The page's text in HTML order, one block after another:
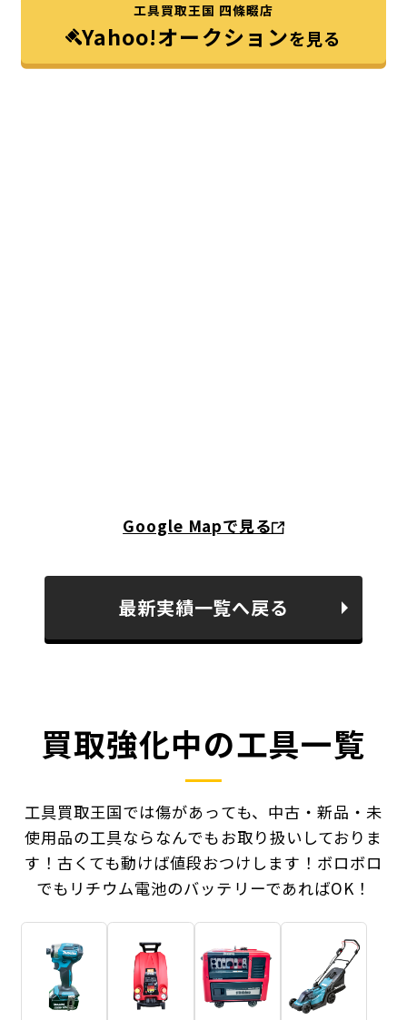
工具買取王国 四條畷店
Yahoo!オークションを見る
Google Mapで見る
最新実績一覧へ戻る
買取強化中の工具一覧
工具買取王国では傷があっても、中古・新品・未
使用品の工具ならなんでもお取り扱いしておりま
す！ 古くても動けば値段おつけします！ボロボロ
でもリチウム電池のバッテリーであればOK！